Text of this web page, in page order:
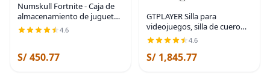
Numskull Fortnite - Caja de
almacenamiento de juguetes
2 en 1 y silla plegable,
para
4.6
S/ 450.77
GTPLAYER Silla para
videojuegos, silla de cuero
con respaldo alto y
reposapiés, silla de oficina
ergonómica de altura
4.6
S/ 1,845.77